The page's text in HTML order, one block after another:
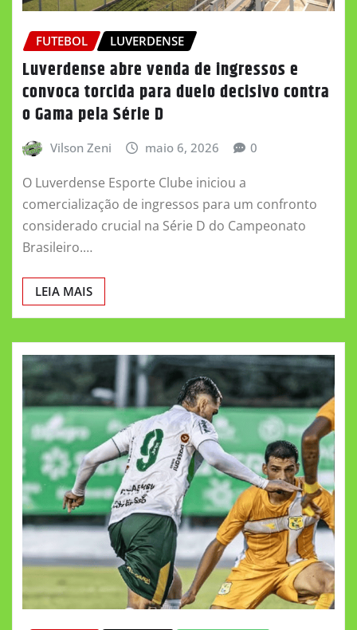
FUTEBOL LUVERDENSE
Luverdense abre venda de ingressos e
convoca torcida para duelo decisivo contra
o Gama pela Série D
Vilson Zeni maio 6, 2026 0
O Luverdense Esporte Clube iniciou a
comercialização de ingressos para um confronto
considerado crucial na Série D do Campeonato
Brasileiro.…
LEIA MAIS